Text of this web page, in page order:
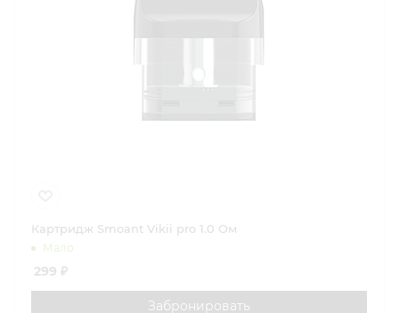
Картридж Smoant Vikii pro 1.0 Ом
Мало
299 ₽
Забронировать